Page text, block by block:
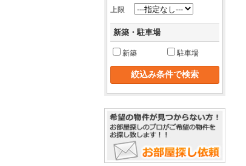
上限
新築・駐車場
新築 駐車場